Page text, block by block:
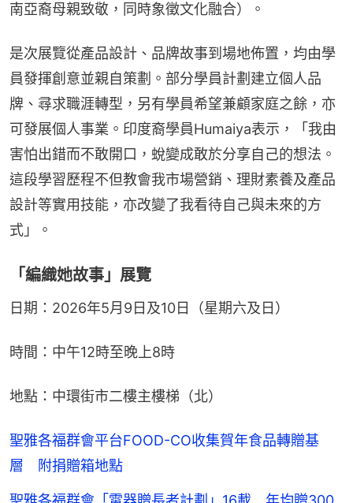
南亞裔母親致敬，同時象徵文化融合）。
是次展覽從產品設計、品牌故事到場地佈置，均由學
員發揮創意並親自策劃。部分學員計劃建立個人品
牌、尋求職涯轉型，另有學員希望兼顧家庭之餘，亦
可發展個人事業。印度裔學員Humaiya表示，「我由
害怕出錯而不敢開口，蛻變成敢於分享自己的想法。
這段學習歷程不但教會我市場營銷、理財素養及產品
設計等實用技能，亦改變了我看待自己與未來的方
式」。
「編織她故事」展覽
日期：2026年5月9日及10日（星期六及日）
時間：中午12時至晚上8時
地點：中環街市二樓主樓梯（北）
聖雅各福群會平台FOOD-CO收集賀年食品轉贈基
層 附捐贈箱地點